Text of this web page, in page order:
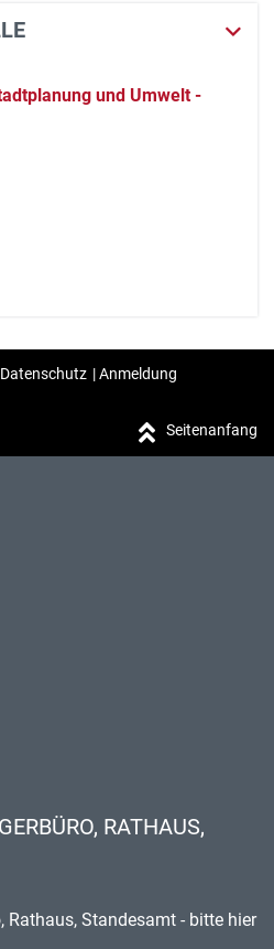
und Umwelt -
Datenschutz |Anmeldung
Seitenanfang
RATHAUS,
Rathaus, Standesamt - bitte hier